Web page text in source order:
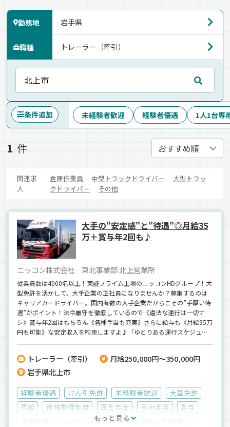
勤務地
職種
条件追加 未経験者歓迎 経験者優遇 1人1台専
1 件
関連求
人
倉庫作業員 中型トラックドライバー
大型トラッ
クドライバー
その他
大手の"安定感"と"待遇"◎月給35
万＋賞与年2回も♪
ニッコン株式会社 東北事業部 北上営業所
従業員数は4000名以上！東証プライム上場のニッコンHDグループ！大
型免許を活かして、大手企業の正社員になりませんか？募集するのは
キャリアカードライバー。国内有数の大手企業だからこその”手厚い待
遇”がポイント！法令厳守を徹底しているので《違法な運行は一切ナ
シ》賞与年2回はもちろん《各種手当も充実》さらに給与も《月給35万
円も可能》な安定収入を約束しますよ♪「ゆとりある運行スケジュー
安心してください◎
トレーラー（牽引）
月給250,000円～350,000円
岩手県北上市
経験者優遇 けん引免許 未経験者歓迎
大型免許
昇給
資格取得制度 厚生年金 早出手当
賞与
深夜手当
もっと見る